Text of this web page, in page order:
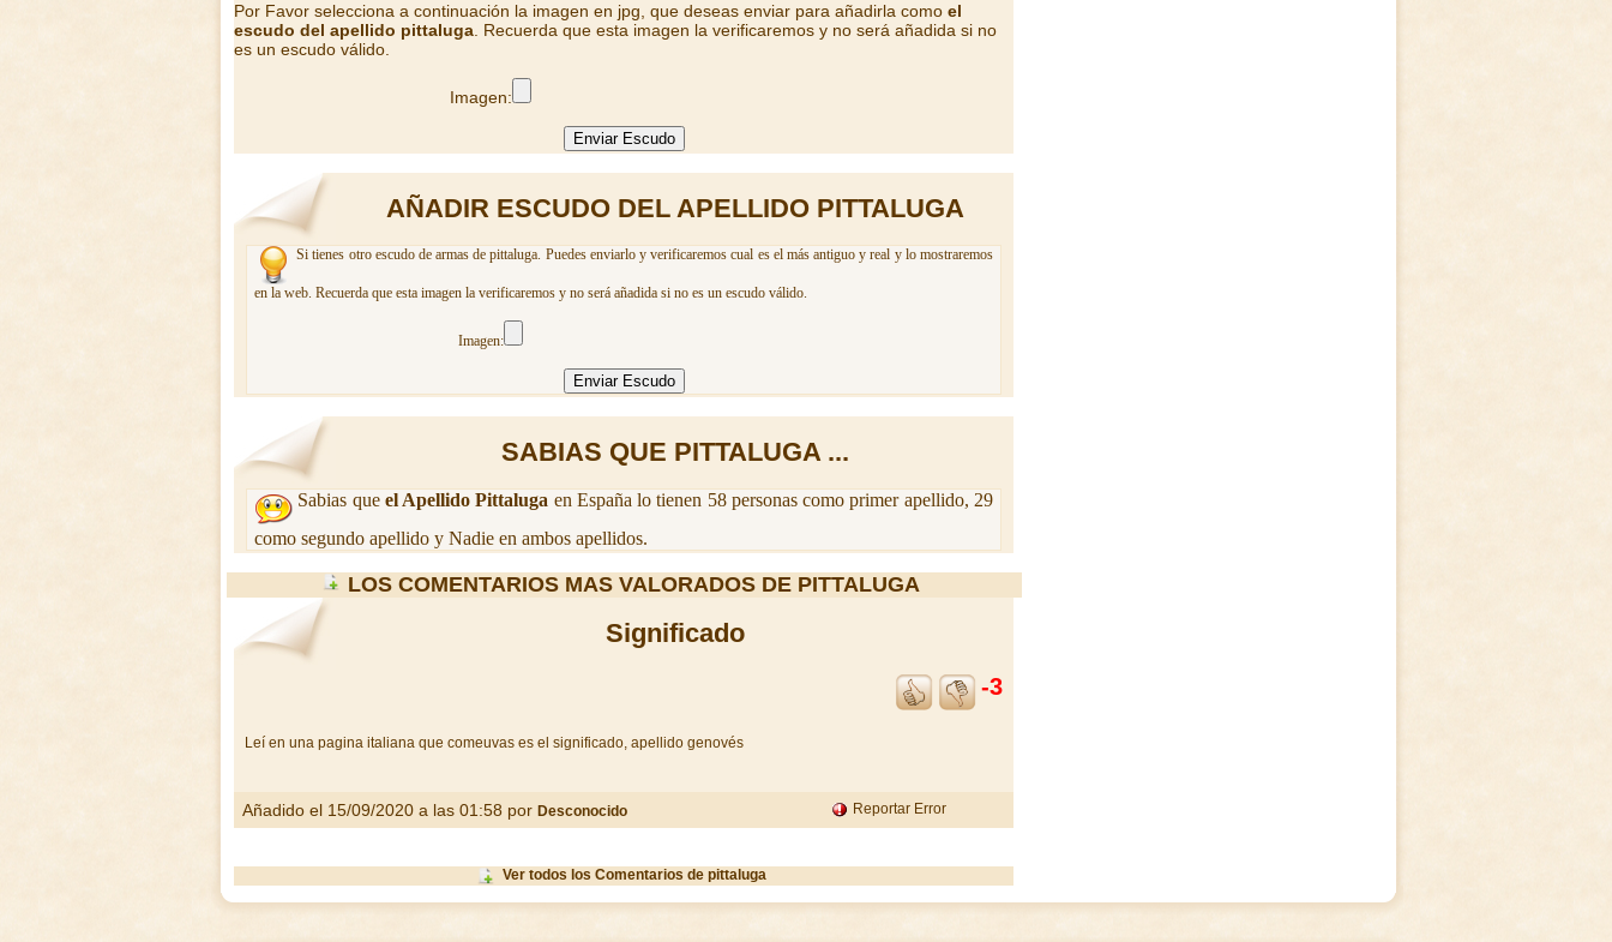
Por Favor selecciona a continuación la imagen en jpg, que deseas enviar para añadirla como el
escudo del apellido pittaluga . Recuerda que esta imagen la verificaremos y no será añadida si no
es un escudo válido.
Imagen:
AÑADIR ESCUDO DEL APELLIDO PITTALUGA
Si tienes otro escudo de armas de pittaluga. Puedes enviarlo y verificaremos cual es el más antiguo y real y lo mostraremos
en la web. Recuerda que esta imagen la verificaremos y no será añadida si no es un escudo válido.
Imagen:
SABIAS QUE PITTALUGA ...
Sabias que el Apellido Pittaluga en España lo tienen 58 personas como primer apellido, 29
como segundo apellido y Nadie en ambos apellidos.
LOS COMENTARIOS MAS VALORADOS DE PITTALUGA
Significado
-3
Leí en una pagina italiana que comeuvas es el significado, apellido genovés
Añadido el 15/09/2020 a las 01:58 por Desconocido Reportar Error
Ver todos los Comentarios de pittaluga